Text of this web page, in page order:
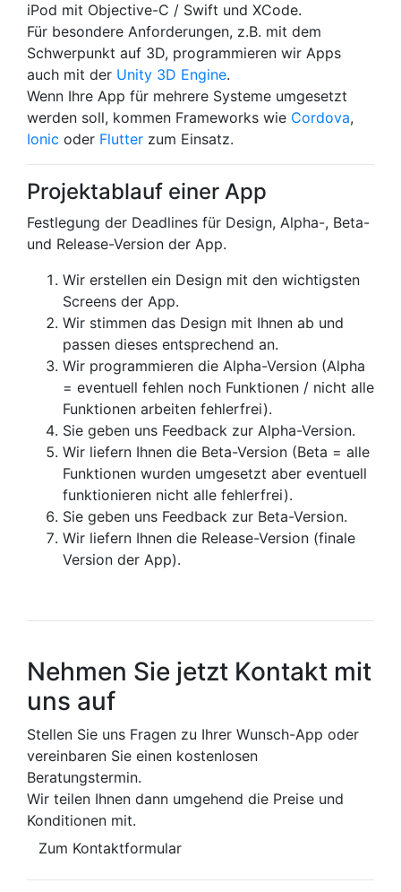
iPod mit Objective-C / Swift und XCode.
Für besondere Anforderungen, z.B. mit dem
Schwerpunkt auf 3D, programmieren wir Apps
auch mit der Unity 3D Engine.
Wenn Ihre App für mehrere Systeme umgesetzt
werden soll, kommen Frameworks wie Cordova,
Ionic oder Flutter zum Einsatz.
Projektablauf einer App
Festlegung der Deadlines für Design, Alpha-, Beta-
und Release-Version der App.
Wir erstellen ein Design mit den wichtigsten
Screens der App.
Wir stimmen das Design mit Ihnen ab und
passen dieses entsprechend an.
Wir programmieren die Alpha-Version (Alpha
= eventuell fehlen noch Funktionen / nicht alle
Funktionen arbeiten fehlerfrei).
Sie geben uns Feedback zur Alpha-Version.
Wir liefern Ihnen die Beta-Version (Beta = alle
Funktionen wurden umgesetzt aber eventuell
funktionieren nicht alle fehlerfrei).
Sie geben uns Feedback zur Beta-Version.
Wir liefern Ihnen die Release-Version (finale
Version der App).
Nehmen Sie jetzt Kontakt mit
uns auf
Stellen Sie uns Fragen zu Ihrer Wunsch-App oder
vereinbaren Sie einen kostenlosen
Beratungstermin.
Wir teilen Ihnen dann umgehend die Preise und
Konditionen mit.
Zum Kontaktformular